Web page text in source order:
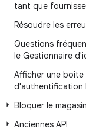
tant que
Résoudre les
Questions
le Gestionnaire
Afficher une
d'authentification
Bloquer le magasin
Anciennes API